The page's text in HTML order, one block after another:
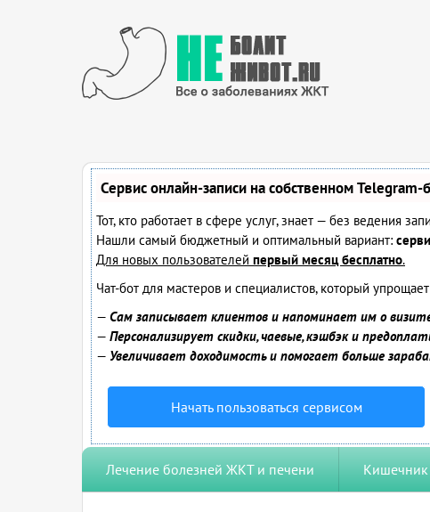
Сервис онлайн-записи на собственном Telegram-
Тот, кто работает в сфере услуг, знает — без ведения
Нашли самый бюджетный и оптимальный вариант:
Для новых пользователей первый месяц бесплатно.
Чат-бот для мастеров и специалистов, который
— Сам записывает клиентов и напоминает им о
— Персонализирует скидки, чаевые, кэшбэк и
— Увеличивает доходимость и помогает больше
Начать пользоваться сервисом
Лечение болезней ЖКТ и печени Кишечник